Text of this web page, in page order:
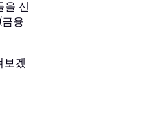
을 신
융
보겠